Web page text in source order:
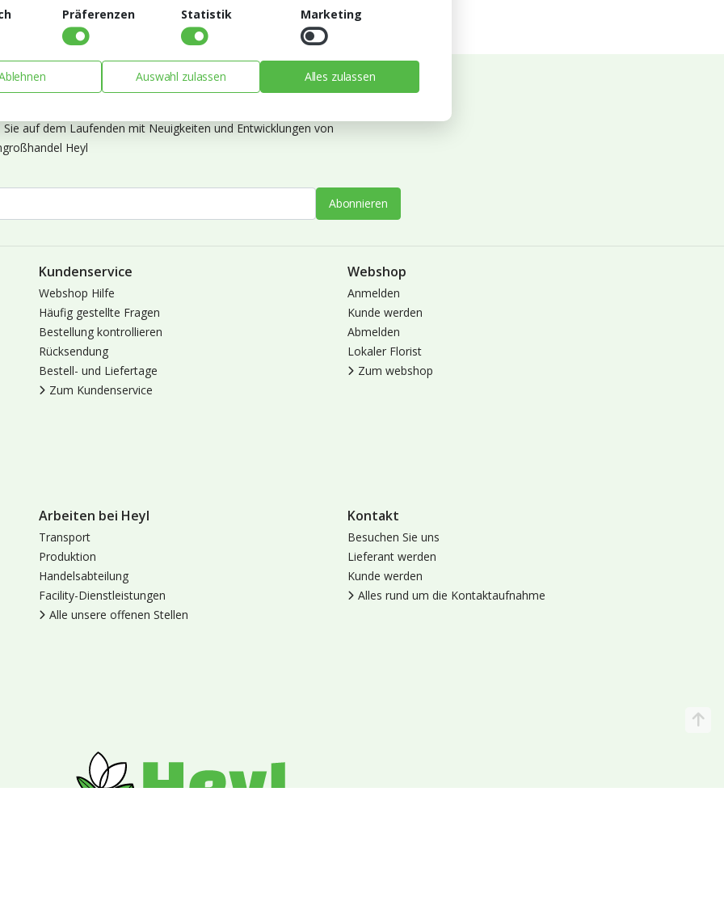
Sie unseren Newsletter
Sie auf dem Laufenden mit Neuigkeiten und Entwicklungen von
Heyl
Abonnieren
Kundenservice
Webshop Hilfe
Häufig gestellte Fragen
Bestellung kontrollieren
Rücksendung
Bestell- und Liefertage
Zum Kundenservice
Webshop
Anmelden
Kunde werden
Abmelden
Lokaler Florist
Zum webshop
Arbeiten bei Heyl
Transport
Produktion
Handelsabteilung
Facility-Dienstleistungen
Alle unsere offenen Stellen
Kontakt
Besuchen Sie uns
Lieferant werden
Kunde werden
Alles rund um die Kontaktaufnahme
Präferenzen Statistik Marketing
Auswahl zulassen Alles zulassen